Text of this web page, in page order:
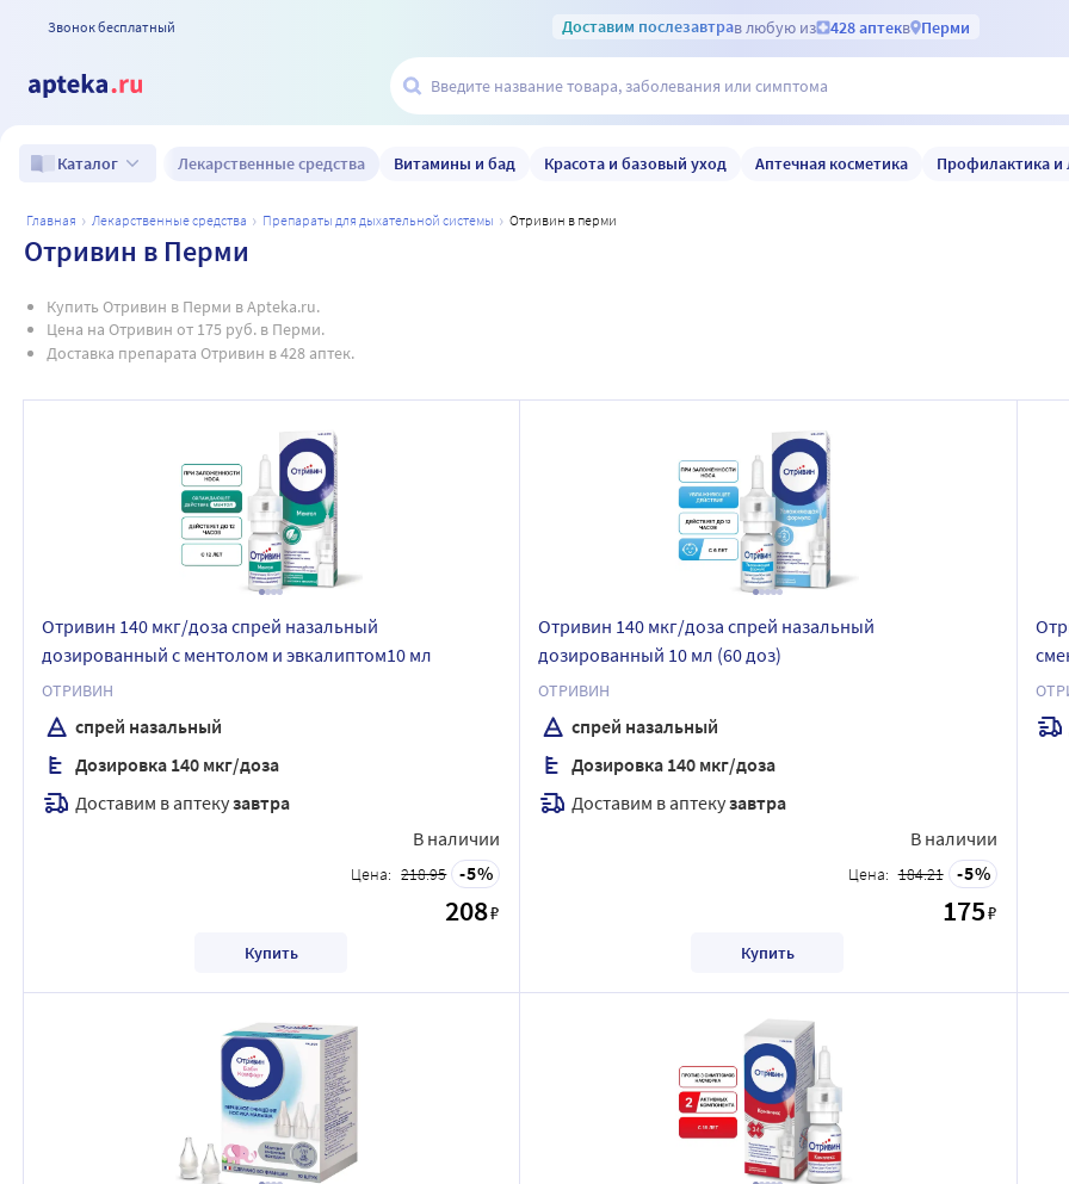
Звонок бесплатный Доставим послезавтрав любую из 428 аптекв Перми
Каталог Лекарственные средства Витамины и бад Красота и базовый уход Аптечная косметика Профилактика и
главная лекарственные средства препараты для дыхательной системы отривин в перми
Отривин в Перми
Купить Отривин в Перми в Apteka.ru.
Цена на Отривин от 175 руб. в Перми.
Доставка препарата Отривин в 428 аптек.
Отривин 140 мкг/доза спрей назальный
дозированный с ментолом и эвкалиптом10 мл
ОТРИВИН
спрей назальный
Дозировка 140 мкг/доза
Доставим в аптекузавтра
В наличии
Цена: 218.95 5
208₽
Купить
Отривин 140 мкг/доза спрей назальный
дозированный 10 мл (60 доз)
ОТРИВИН
спрей назальный
Дозировка 140 мкг/доза
Доставим в аптекузавтра
В наличии
Цена: 184.21 5
175₽
Купить